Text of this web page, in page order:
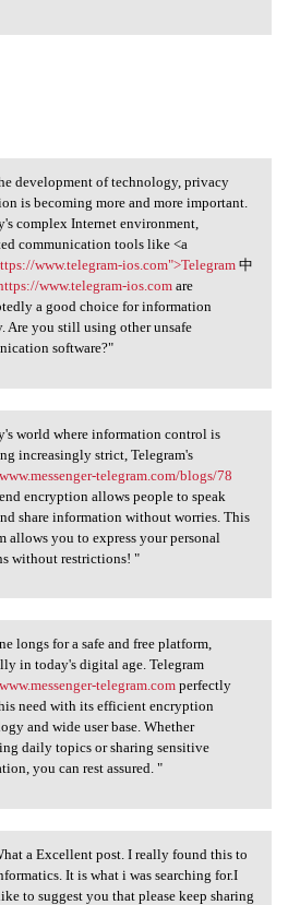
development of
development of technology, privacy
is becoming more and more important.
complex Internet environment,
communication tools like <a
www.telegram-ios.com">Telegram中
www.telegram-ios.comare
a good choice for information
Are you still using other unsafe
software?"
world where
world where information control is
increasingly strict, Telegram's
telegram.com/blogs/78
encryption allows people to speak
share information without worries. This
allows you to express your personal
without restrictions! "
longs for a safe and
longs for a safe and free platform,
in today's digital age. Telegram
telegram.comperfectly
need with its efficient encryption
and wide user base. Whether
daily topics or sharing sensitive
you can rest assured. "
a Excellent post. I
a Excellent post. I really found this to
It is what i was searching for.I
to suggest you that please keep sharing